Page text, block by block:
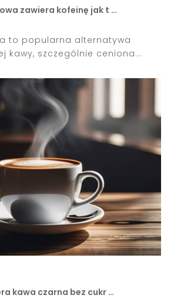
zawiera kofeinę jak t …
to popularna alternatywa
kawy, szczególnie ceniona...
kawa czarna bez cukr …